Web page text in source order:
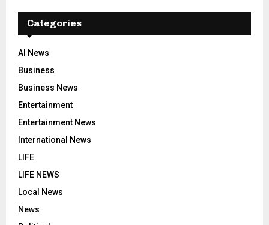
Categories
AI News
Business
Business News
Entertainment
Entertainment News
International News
LIFE
LIFE NEWS
Local News
News